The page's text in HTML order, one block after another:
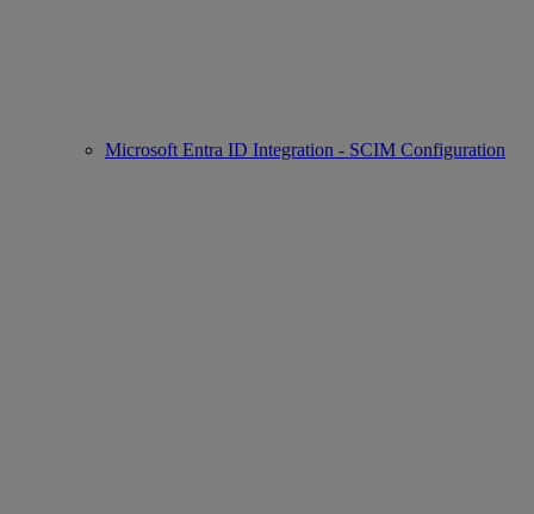
Microsoft Entra ID Integration - SCIM Configuration